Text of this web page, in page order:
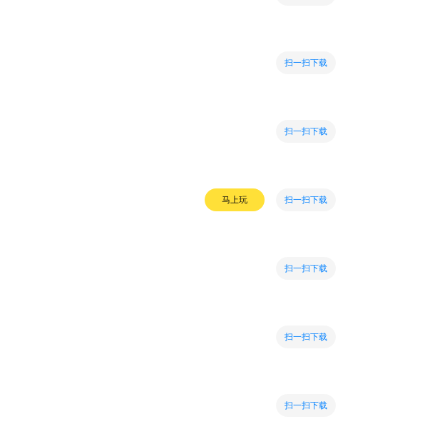
扫一扫下载
扫一扫下载
马上玩 扫一扫下载
扫一扫下载
扫一扫下载
扫一扫下载